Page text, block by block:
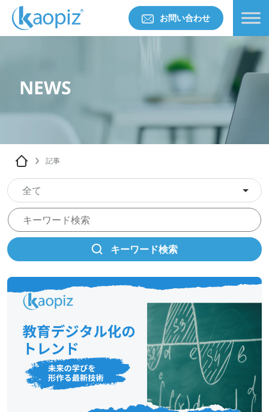
お問い合わせ
NEWS
記事
全て
キーワード検索